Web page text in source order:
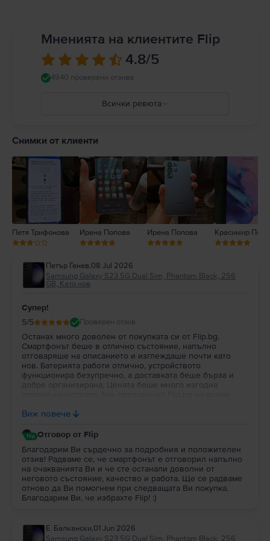
Мненията на клиентите Flip
4.8/5
4940 проверени отзива
Всички ревюта
Снимки от клиенти
Петя Трифонова Ирена Попова Ирена Попова Красимир
Петър Генев,08 Jul 2026
Samsung Galaxy S23 5G Dual Sim, Phantom Black, 256
GB, Като нов
Супер!
5/5 Проверен отзив
Останах много доволен от покупката си от Flip.bg.
Смартфонът беше в отлично състояние, напълно
отговаряше на описанието и изглеждаше почти като
нов. Батерията работи отлично, устройството
функционира безупречно, а доставката беше бърза и
добре организирана. Цената беше много изгодна
гарантирано качество.
Виж повече
Отговор от Flip
Благодарим Ви сърдечно за подробния и положителен
отзив! Радваме се, че смартфонът е отговорил напълно
на очакванията Ви и че сте останали доволни от
неговото състояние, качество и работа. Ще се радваме
отново да Ви помогнем при следващата Ви покупка.
Благодарим Ви, че избрахте Flip! :)
Е. Балкански,01 Jun 2026
Samsung Galaxy S23 5G Dual Sim, Phantom Black, 256